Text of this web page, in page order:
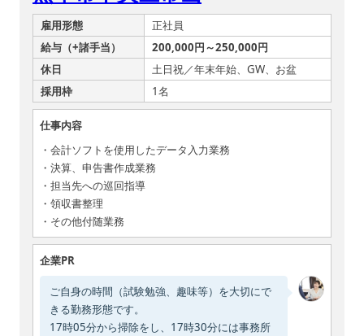
雇用形態
正社員
給与（+諸手当）
200,000円～250,000円
休日
土日祝／年末年始、GW、お盆
採用枠
1名
仕事内容
・会計ソフトを使用したデータ入力業務
・決算、申告書作成業務
・担当先への巡回指導
・領収書整理
・その他付随業務
企業PR
ご自身の時間（試験勉強、趣味等）を大切にで
きる勤務形態です。
17時05分から掃除をし、17時30分には事務所